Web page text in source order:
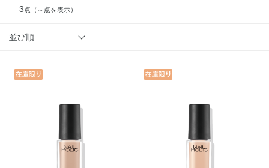
3点 （～点を表示）
並び順